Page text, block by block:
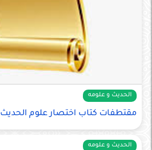
الحديث و علومه
مقتطفات كتاب اختصار علوم الحديث 4
الحديث و علومه